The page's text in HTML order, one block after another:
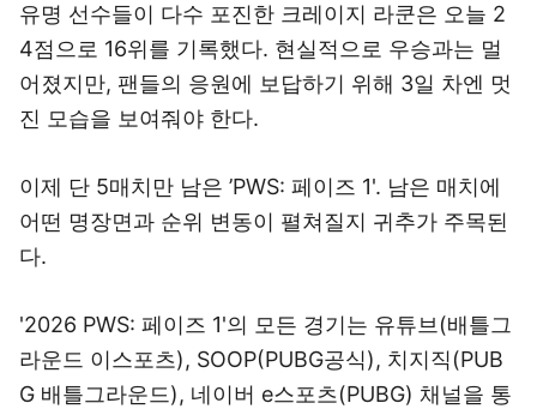
유명 선수들이 다수 포진한 크레이지 라쿤은 오늘 2
4점으로 16위를 기록했다. 현실적으로 우승과는 멀
어졌지만, 팬들의 응원에 보답하기 위해 3일 차엔 멋
진 모습을 보여줘야 한다.
이제 단 5매치만 남은 ’PWS: 페이즈 1'. 남은 매치에
어떤 명장면과 순위 변동이 펼쳐질지 귀추가 주목된
다.
'2026 PWS: 페이즈 1'의 모든 경기는 유튜브(배틀그
라운드 이스포츠), SOOP(PUBG공식), 치지직(PUB
G 배틀그라운드), 네이버 e스포츠(PUBG) 채널을 통